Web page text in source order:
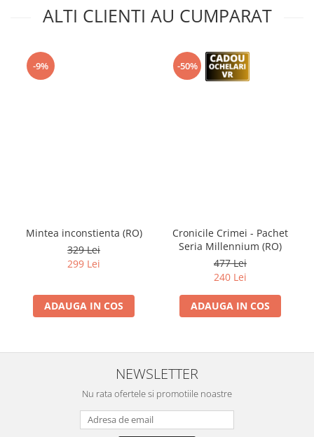
ALTI CLIENTI AU CUMPARAT
-9%
Mintea inconstienta (RO)
329 Lei
299 Lei
ADAUGA IN COS
-50%
Cronicile Crimei - Pachet
Seria Millennium (RO)
477 Lei
240 Lei
ADAUGA IN COS
NEWSLETTER
Nu rata ofertele si promotiile noastre